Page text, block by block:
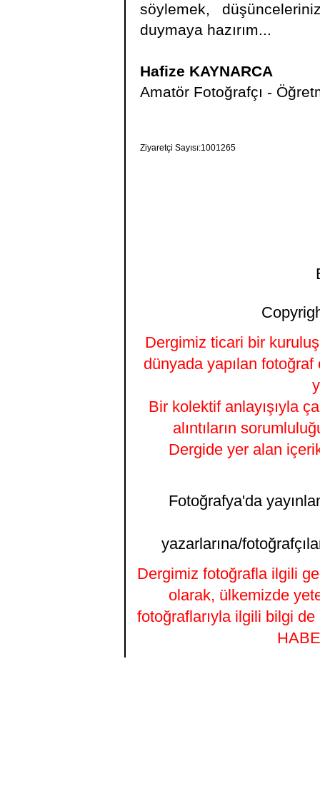
söylemek,
duymaya hazırım...
Hafize KAYNARCA
Amatör Fotoğrafçı -
Ziyaretçi Sayısı:1001265
Dergimiz ticari bir kuruluş
dünyada yapılan fotoğraf
Bir kolektif anlayışıyla
alıntıların
Dergide yer alan
Fotoğrafya'da
yazarlarına/
Dergimiz fotoğrafla ilgili
olarak, ülkemizde
fotoğraflarıyla ilgili bilgi